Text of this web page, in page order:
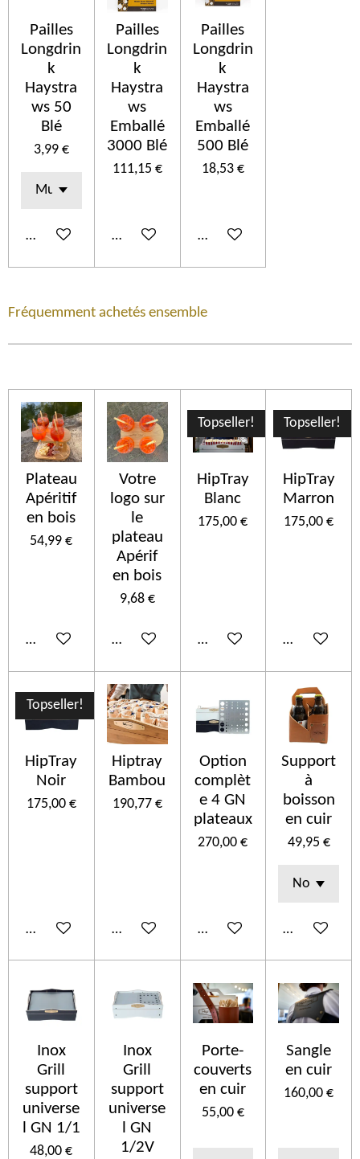
Pailles
Longdrin
k
Haystra
ws 50
Blé
3,99 €
In den Warenkorb
Pailles
Longdrin
k
Haystra
ws
Emballé
3000 Blé
111,15 €
In den Warenkorb
Pailles
Longdrin
k
Haystra
ws
Emballé
500 Blé
18,53 €
In den Warenkorb
Fréquemment achetés ensemble
Plateau
Apéritif
en bois
54,99 €
In den Warenkorb
Votre
logo sur
le
plateau
Apérif
en bois
9,68 €
In den Warenkorb
Topseller!
HipTray
Blanc
175,00 €
In den Warenkorb
Topseller!
HipTray
Marron
175,00 €
In den
Topseller!
HipTray
Noir
175,00 €
In den Warenkorb
Hiptray
Bambou
190,77 €
In den Warenkorb
Option
complèt
e 4 GN
plateaux
270,00 €
In den Warenkorb
Support
à
boisson
en cuir
49,95 €
In den
Inox
Grill
support
universe
l GN 1/1
48,00 €
Inox
Grill
support
universe
l GN
1/2V
Porte-
couverts
en cuir
55,00 €
Sangle
en cuir
160,00 €